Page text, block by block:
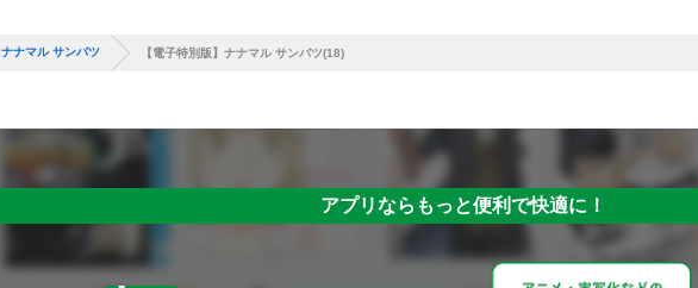
ナナマル サンバツ 【電子特別版】ナナマル サンバツ(18)
アプリならもっと便利で快適に！